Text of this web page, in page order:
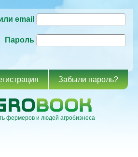
email
Пароль
Забыли пароль?
фермеров и людей агробизнеса